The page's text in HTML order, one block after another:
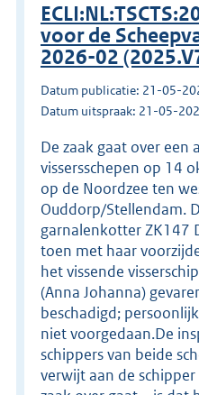
voor de
2026-02
Datum publicatie: 21-05-
Datum uitspraak: 21-05-
De zaak gaat over een
vissersschepen op 14
op de Noordzee ten
Ouddorp/Stellendam.
garnalenkotter ZK147
toen met haar
het vissende
(Anna Johanna)
beschadigd;
niet voorgedaan.De
schippers van beide
verwijt aan de